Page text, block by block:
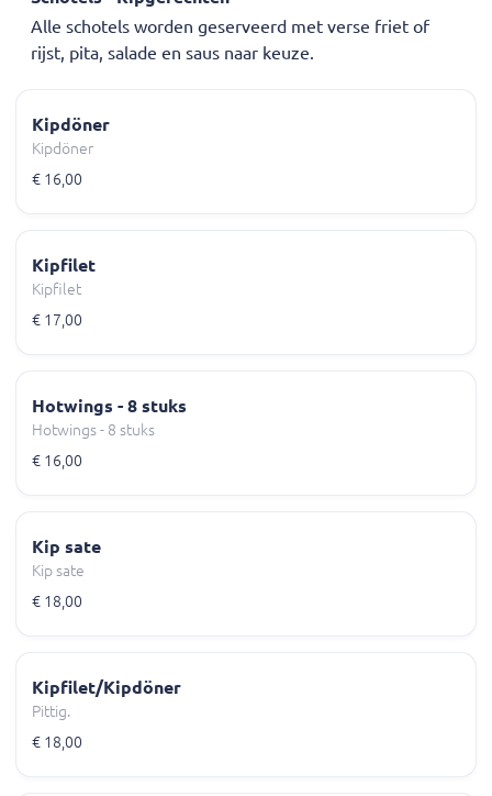
Alle schotels worden geserveerd met verse friet of
rijst, pita, salade en saus naar keuze.
Kipdöner
Kipdöner
€ 16,00
Kipfilet
Kipfilet
€ 17,00
Hotwings - 8 stuks
Hotwings - 8 stuks
€ 16,00
Kip sate
Kip sate
€ 18,00
Kipfilet/Kipdöner
Pittig.
€ 18,00